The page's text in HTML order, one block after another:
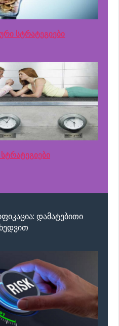
სტრატეგიები
სტრატეგიები
დამატებითი